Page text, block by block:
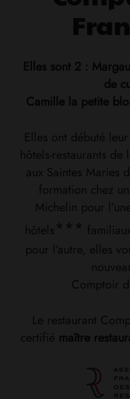
Elles sont 2 :
de
Camille la petite
Elles ont débuté
hôtels-restaurants
aux Saintes Maries
formation chez
Michelin pour
hôtels***
pour l’autre, elles
Comptoir
Le restaurant
certifié maître